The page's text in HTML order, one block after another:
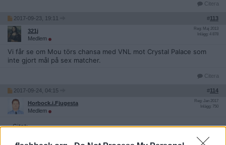
Citera
2017-09-23, 19:11 #113
321j
Medlem
Reg: Maj 2013
Inlägg: 4 878
Vi får se om Mou törs chansa med VNL mot Crystal Palace som
inte gjort mål på sex matcher.
Citera
2017-09-24, 04:15 #114
Horbock.i.Fjugesta
Medlem
Reg: Jan 2017
Inlägg: 750
Citat: